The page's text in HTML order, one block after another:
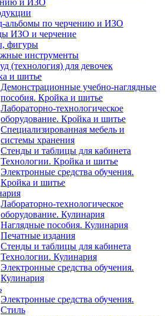
альбомы по черчению и ИЗО
ИЗО и черчение
фигуры
инструменты
(технология) для девочек
и шитье
Демонстрационные учебно-наглядные
пособия. Кройка и шитье
Лабораторно-технологическое
оборудование. Кройка и шитье
Специализированная мебель и
системы хранения
Стенды и таблицы для кабинета
Технологии. Кройка и шитье
Электронные средства обучения.
Кройка и шитье
Лабораторно-технологическое
оборудование. Кулинария
Наглядные пособия. Кулинария
Печатные издания
Стенды и таблицы для кабинета
Технологии. Кулинария
Электронные средства обучения.
Кулинария
Электронные средства обучения.
Стиль